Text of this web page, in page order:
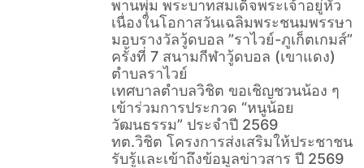
พานพุ่ม พระบาทสมเด็จพระเจ้าอยู่หัว
เนื่องในโอกาสวันเฉลิมพระชนมพรรษา
มอบรางวัลวู้ดบอล ”ราไวย์-ภูเก็ตเกมส์”
ครั้งที่ 7 สนามกีฬาวู้ดบอล (เขาแดง)
ตำบลราไวย์
เทศบาลตำบลวิชิต ขอเชิญชวนน้อง ๆ
เข้าร่วมการประกวด “หนูน้อย
วัฒนธรรม” ประจำปี 2569
ทต.วิชิต โครงการส่งเสริมให้ประชาชน
รับรู้และเข้าถึงข้อมูลข่าวสาร ปี 2569